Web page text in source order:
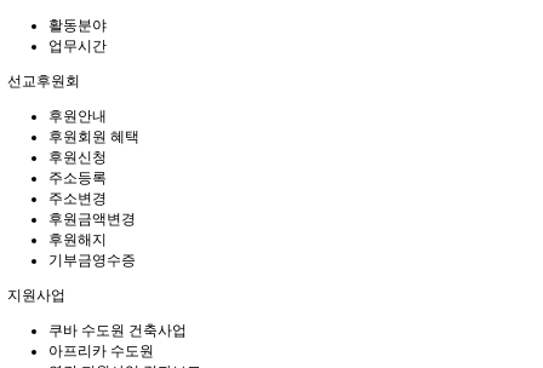
활동분야
업무시간
선교후원회
후원안내
후원회원 혜택
후원신청
주소등록
주소변경
후원금액변경
후원해지
기부금영수증
지원사업
쿠바 수도원 건축사업
아프리카 수도원